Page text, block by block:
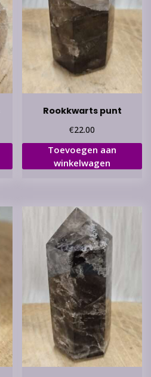
Rookkwarts punt
€22.00
Toevoegen aan
winkelwagen